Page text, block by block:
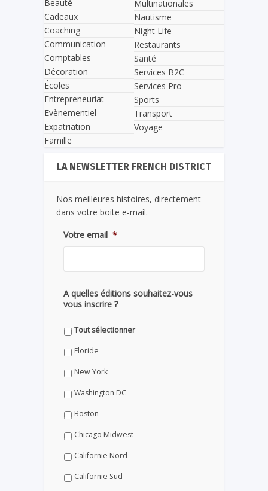
Beauté
Cadeaux
Coaching
Communication
Comptables
Décoration
Écoles
Entrepreneuriat
Evènementiel
Expatriation
Famille
Multinationales
Nautisme
Night Life
Restaurants
Santé
Services B2C
Services Pro
Sports
Transport
Voyage
LA NEWSLETTER FRENCH DISTRICT
Nos meilleures histoires, directement
dans votre boite e-mail.
Votre email *
A quelles éditions souhaitez-vous
vous inscrire ?
Tout sélectionner
Floride
New York
Washington DC
Boston
Chicago Midwest
Californie Nord
Californie Sud